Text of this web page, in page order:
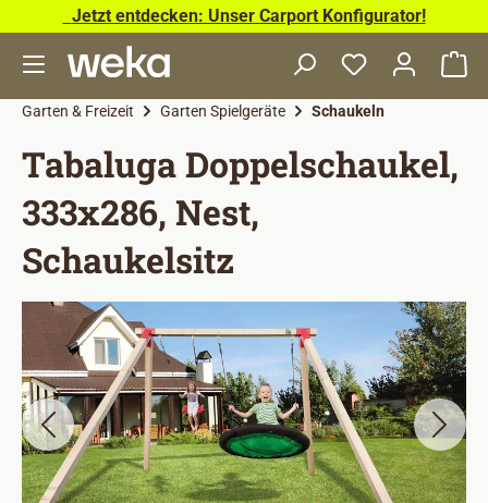
Zum Hauptinhalt springen
Jetzt entdecken: Unser Carport Konfigurator!
Garten & Freizeit Garten Spielgeräte Schaukeln
Tabaluga Doppelschaukel,
333x286, Nest,
Schaukelsitz
Bildergalerie überspringen